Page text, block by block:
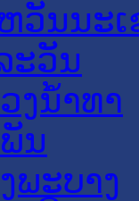
ວັນນະ
ະວັນ
ງນໍ້າທາ
ນ
ພະບາງ